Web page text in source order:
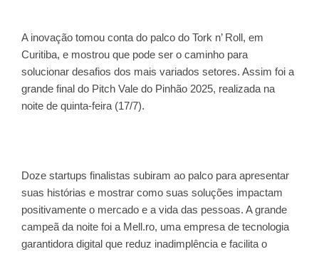
A inovação tomou conta do palco do Tork n’ Roll, em
Curitiba, e mostrou que pode ser o caminho para
solucionar desafios dos mais variados setores. Assim foi a
grande final do Pitch Vale do Pinhão 2025, realizada na
noite de quinta-feira (17/7).
Doze startups finalistas subiram ao palco para apresentar
suas histórias e mostrar como suas soluções impactam
positivamente o mercado e a vida das pessoas. A grande
campeã da noite foi a Mell.ro, uma empresa de tecnologia
garantidora digital que reduz inadimplência e facilita o